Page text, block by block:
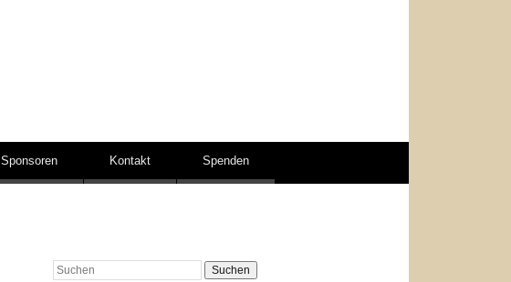
Sponsoren Kontakt Spenden
Suchen